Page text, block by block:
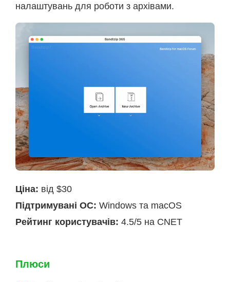
налаштувань для роботи з архівами.
Ціна: від $30
Підтримувані ОС: Windows та macOS
Рейтинг користувачів: 4.5/5 на CNET
Плюси